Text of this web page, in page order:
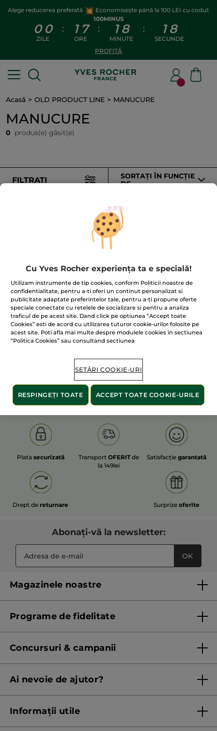
Alege reducerea preferată
Economisește până la 100 LEI cu codul:
100MINUS
0 0
ZILE
: 1 7
ORE
: 1 8
MINUTE
: 1 8
SECUNDE
PROFITĂ
Acasă OLD PRODUCT LINE MANUCURE
MANUCURE
0 produs(e) găsit(e)
FILTRAȚI
SORTAȚI ÎN FUNCȚIE
DE
100% extracte din
plante
60 de hectarede
terenuri pe care se practică
agricultura ecologică
Afișați mai multe
OLD PRODUCT LINE LES DEODORANTS NAT.
Plata securizată Transport OFERITde
la 149lei
Satisfacțiegarantată
Drept de returnare Surprize oferite
Abonați-vă la newsletter:
OK
Magazinele noastre
Programe de fidelitate
Concursuri & campanii
Listă prețuri standard
Ai nevoie de ajutor?
Informații utile
Cu Yves Rocher experiența ta e specială!
Utilizam instrumente de tip cookies, conform Politicii noastre de
confidentialitate, pentru a-ti oferi un continut personalizat si
publicitate adaptate preferintelor tale, pentru a-ți propune oferte
speciale conectate cu retelele de socializare si pentru a analiza
traficul de pe acest site. Dand click pe optiunea “Accept toate
Cookies” esti de acord cu utilizarea tuturor cookie-urilor folosite pe
acest site. Poti afla mai multe despre modulele cookies in sectiunea
“Politica Cookies” sau consultand sectiunea
SETĂRI COOKIE-URI
RESPINGEȚI TOATE ACCEPT TOATE COOKIE-URILE